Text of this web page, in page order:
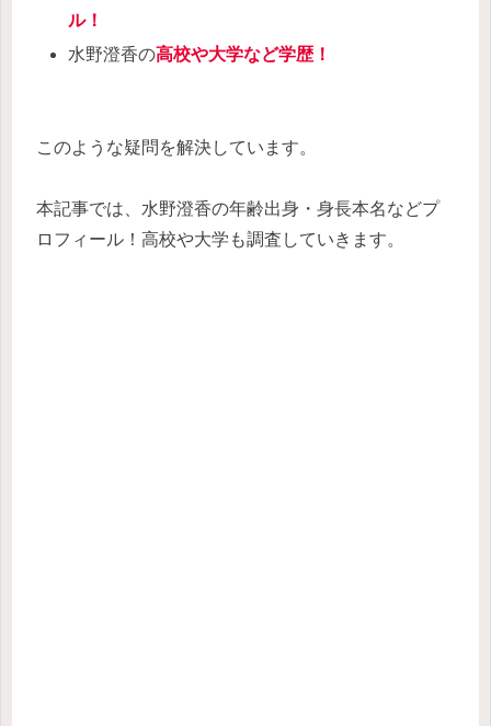
ル！
水野澄香の高校や大学など学歴！
このような疑問を解決しています。
本記事では、水野澄香の年齢出身・身長本名などプ
ロフィール！高校や大学も調査していきます。